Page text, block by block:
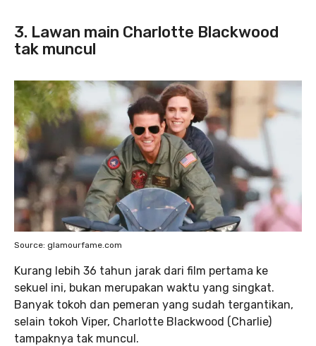
3. Lawan main Charlotte Blackwood
tak muncul
Source: glamourfame.com
Kurang lebih 36 tahun jarak dari film pertama ke
sekuel ini, bukan merupakan waktu yang singkat.
Banyak tokoh dan pemeran yang sudah tergantikan,
selain tokoh Viper, Charlotte Blackwood (Charlie)
tampaknya tak muncul.